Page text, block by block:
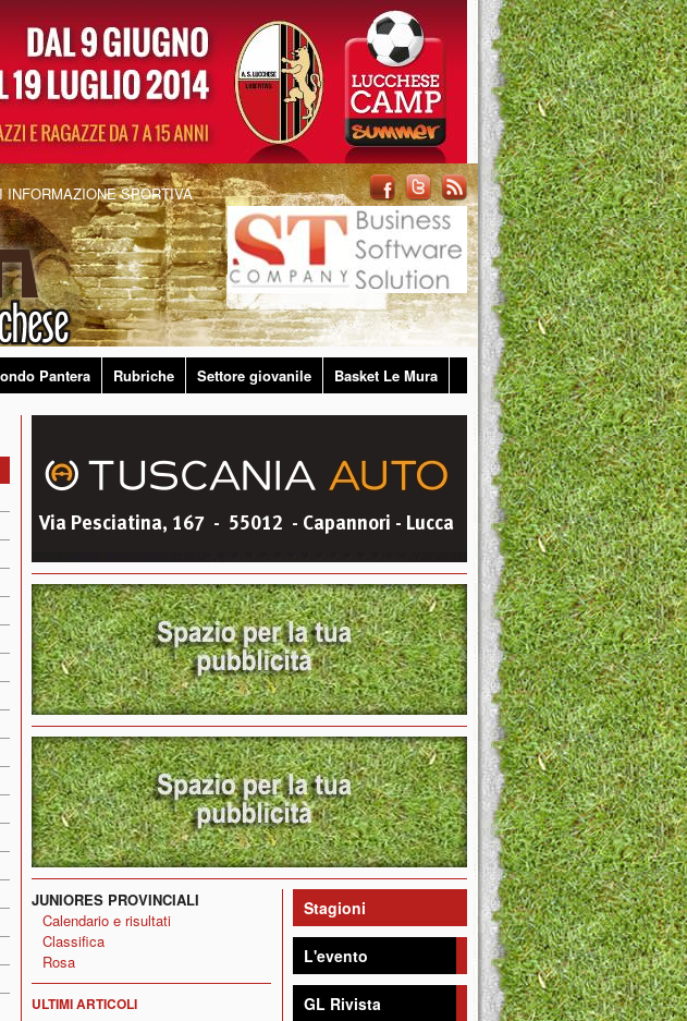
INFORMAZIONE SPORTIVA
Pantera Rubriche Settore giovanile Basket Le Mura
JUNIORES PROVINCIALI
Calendario e risultati
Classifica
Rosa
ULTIMI ARTICOLI
Stagioni
L'evento
GL Rivista